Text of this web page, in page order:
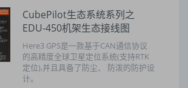
CubePilot生态系统系列之
EDU-450机架生态接线图
Here3 GPS是一款基于CAN通信协议
的高精度全球卫星定位系统(支持RTK
定位),并且具备了防尘、 防泼的防护设
计。